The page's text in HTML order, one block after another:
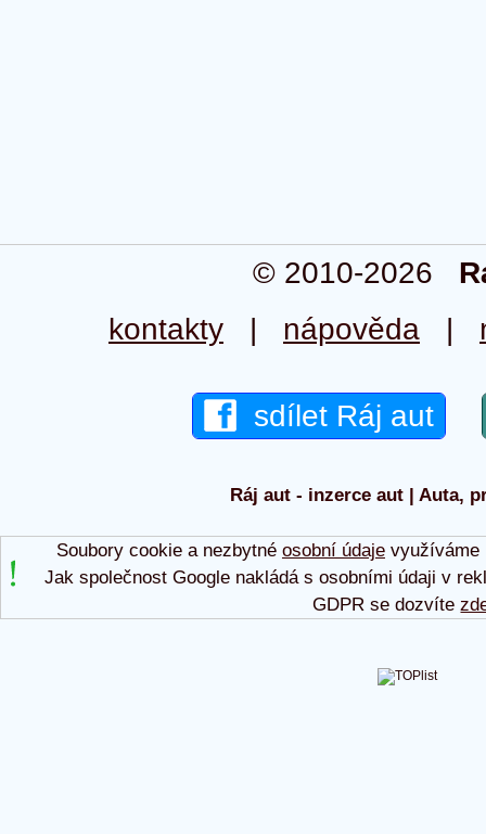
© 2010-2026
kontakty | nápověda |
sdílet Ráj aut
Ráj aut - inzerce aut | Auta,
Soubory cookie a nezbytné osobní údajevyužíváme
Jak společnost Google nakládá s osobními údaji v
GDPR se dozvíte